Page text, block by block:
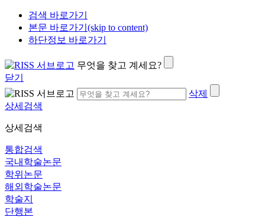
검색 바로가기
본문 바로가기(skip to content)
하단정보 바로가기
무엇을 찾고 계세요?
닫기
삭제
상세검색
상세검색
통합검색
국내학술논문
학위논문
해외학술논문
학술지
단행본